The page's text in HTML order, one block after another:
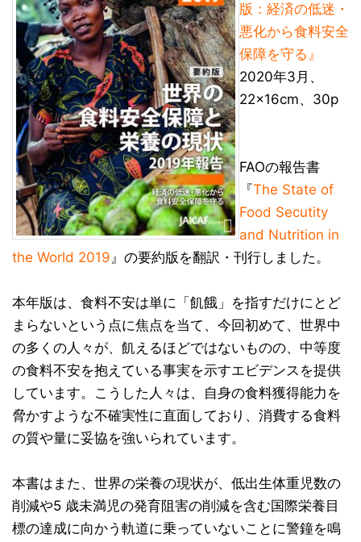
版：経済の低迷・
悪化から食料安全
保障を守る』
2020年3月、
22×16cm、30p
FAOの報告書
『The State of
Food Secutity
and Nutrition in
the World 2019』の要約版を翻訳・刊行しました。
本年版は、食料不安は単に「飢餓」を指すだけにとど
まらないという点に焦点を当て、今回初めて、世界中
の多くの人々が、飢えるほどではないものの、中等度
の食料不安を抱えている事実を示すエビデンスを提供
しています。こうした人々は、自身の食料獲得能力を
脅かすような不確実性に直面しており、消費する食料
の質や量に妥協を強いられています。
本書はまた、世界の栄養の現状が、低出生体重児数の
削減や5 歳未満児の発育阻害の削減を含む国際栄養目
標の達成に向かう軌道に乗っていないことに警鐘を鳴